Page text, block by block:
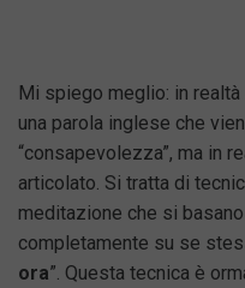
Mi spiego meglio: in
una parola inglese che
“consapevolezza”, ma in
articolato. Si tratta di
meditazione che si
completamente su se
ora”. Questa tecnica è